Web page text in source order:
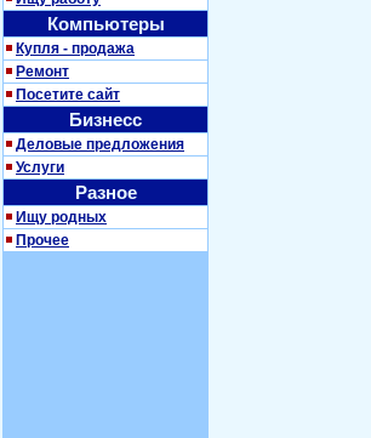
Компьютеры
Купля - продажа
Ремонт
Посетите сайт
Бизнесс
Деловые предложения
Услуги
Разное
Ищу родных
Прочее